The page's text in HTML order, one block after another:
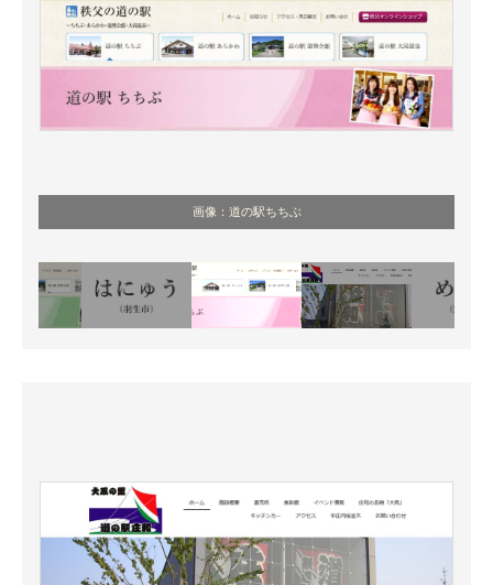
画像：道の駅ちちぶ